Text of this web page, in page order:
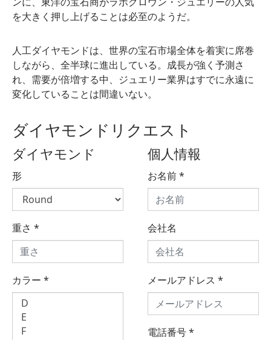
を大きく押し上げることは必至のようだ。
人工ダイヤモンドは、世界の宝石市場全体を着実に席巻
しながら、全半球に進出している。成長が強く予測さ
れ、需要が倍増する中、ジュエリー業界はすでに永遠に
変化していることは間違いない。
ダイヤモンドリクエスト
ダイヤモンド
形
重さ *
カラー *
個人情報
お名前*
会社名
メールアドレス *
電話番号*